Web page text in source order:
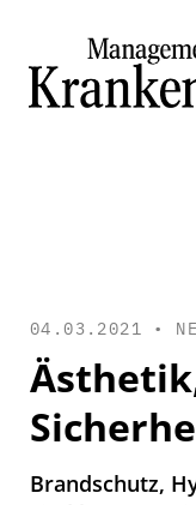
04.03.2021 •
Brandschutz,